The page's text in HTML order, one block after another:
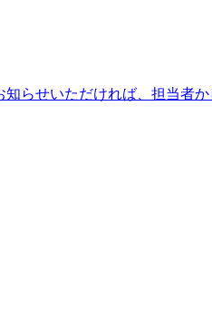
らせいただければ、担当者か